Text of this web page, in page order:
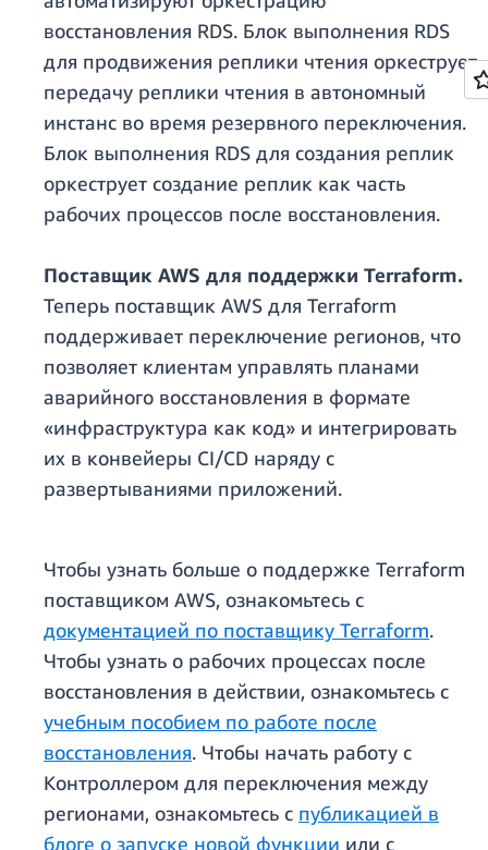
восстановления RDS. Блок выполнения RDS
для продвижения реплики чтения оркеструет
передачу реплики чтения в автономный
инстанс во время резервного переключения.
Блок выполнения RDS для создания реплик
оркеструет создание реплик как часть
рабочих процессов после восстановления.
Поставщик AWS для поддержки Terraform.
Теперь поставщик AWS для Terraform
поддерживает переключение регионов, что
позволяет клиентам управлять планами
аварийного восстановления в формате
«инфраструктура как код» и интегрировать
их в конвейеры CI/CD наряду с
развертываниями приложений.
Чтобы узнать больше о поддержке Terraform
поставщиком AWS, ознакомьтесь с
документацией по поставщику Terraform.
Чтобы узнать о рабочих процессах после
восстановления в действии, ознакомьтесь с
учебным пособием по работе после
восстановления. Чтобы начать работу с
Контроллером для переключения между
регионами, ознакомьтесь с публикацией в
блоге о запуске новой функции или с